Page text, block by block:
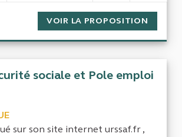
VOIR LA PROPOSITION
sociale et Pole emploi
sur son site internet urssaf.fr ,